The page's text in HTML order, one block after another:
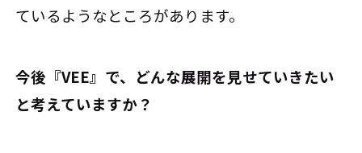
ているようなところがあります。
――今後『VEE』で、どんな展開を見せていきたい
と考えていますか？